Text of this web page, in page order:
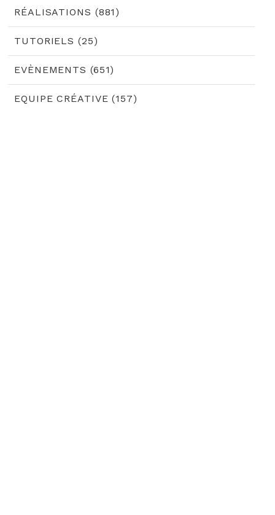
RÉALISATIONS (881)
TUTORIELS (25)
EVÈNEMENTS (651)
EQUIPE CRÉATIVE (157)